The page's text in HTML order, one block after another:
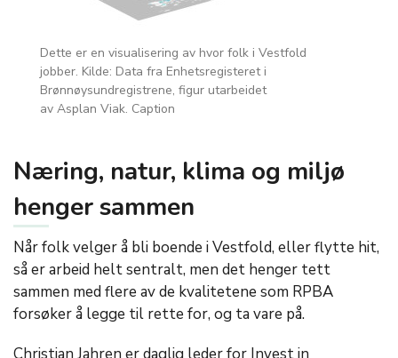
Dette er en visualisering av hvor folk i Vestfold
jobber. Kilde: Data fra Enhetsregisteret i
Brønnøysundregistrene, figur utarbeidet
av Asplan Viak. Caption
Næring, natur, klima og miljø
henger sammen
Når folk velger å bli boende i Vestfold, eller flytte hit,
så er arbeid helt sentralt, men det henger tett
sammen med flere av de kvalitetene som RPBA
forsøker å legge til rette for, og ta vare på.